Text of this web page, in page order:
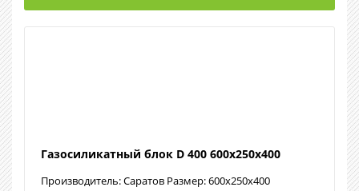
Газосиликатный блок D 400 600х250х400
Производитель: Саратов Размер: 600х250х400